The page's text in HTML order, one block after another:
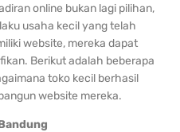
online bukan lagi pilihan,
usaha kecil yang telah
website, mereka dapat
Berikut adalah beberapa
toko kecil berhasil
website mereka.